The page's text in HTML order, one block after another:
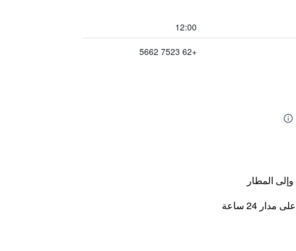
12:00
+62 7523 5662
المطار
24 ساعة